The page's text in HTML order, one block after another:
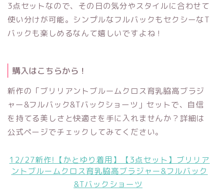
3点セットなので、その日の気分やスタイルに合わせて
使い分けが可能。シンプルなフルバックもセクシーなT
バックも楽しめるなんて嬉しいですよね！
購入はこちらから！
新作の「ブリリアントブルームクロス育乳脇高ブラジ
ャー&フルバック&Tバックショーツ」セットで、自信
を持てる美しさと快適さを手に入れませんか？詳細は
公式ページでチェックしてみてください。
12/27新作!【かとゆり着用】【3点セット】ブリリア
ントブルームクロス育乳脇高ブラジャー&フルバック
&Tバックショーツ